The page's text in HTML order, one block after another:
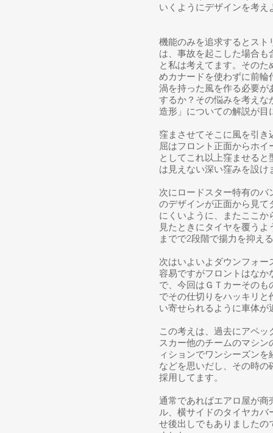
いくようにデザインを考
機能のみを追求するとス
は、事故を起こした場合
と私は考えてます。その
めカナードを使わずに前
渦を持った風を作る必要
するか？その悩みを考え
造形」についての解説が
窪まさせてそこに風を引き
屈はフロント正面からホ
としてこれ以上窪ませる
は見えない深い窪みを設け
次にロードスター特有の
のデザインが正面から見
にくいように、またここ
見たときにタイヤを覆う
までで2段階で揚力を抑え
次はいよいよダウンフォ
容易ですがフロントはな
で、 今回はＧＴカーそのも
でその仕切りをハッキリ
い寄せられるように車体
この考えは、過去にアペ
スカー他のチームのマシ
ィションでワンシーズン
などを思いだし、その時
採用してます。
通常であればエアロ屋が
ル、横サイドのタイヤカ
せ後出しでもありました